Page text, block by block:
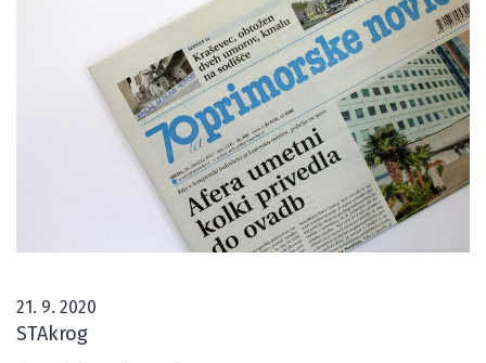
21. 9. 2020
STAkrog